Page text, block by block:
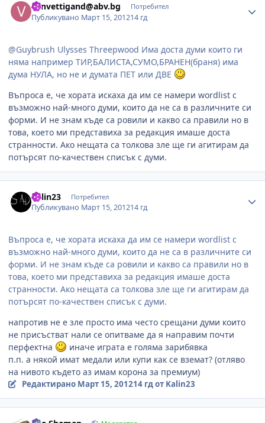
vanvettigand@abv.bg Потребител
Публикувано Март 15, 201214 гд
@Guybrush Ulysses Threepwood Има доста думи които ги
няма например ТИР,БАЛИСТА,СУМО,БРАНЕН(браня) има
дума НУЛА, но не и думата ПЕТ или ДВЕ
Въпроса е, че хората искаха да им се намери wordlist с
възможно най-много думи, които да не са в различните си
форми. И не знам къде са ровили и какво са правили но в
това, което ми представиха за редакция имаше доста
странности. Ако нещата са толкова зле ще ги агитирам да
потърсят по-качествен списък с думи.
Kalin23 Потребител
Публикувано Март 15, 201214 гд
Въпроса е, че хората искаха да им се намери wordlist с
възможно най-много думи, които да не са в различните си
форми. И не знам къде са ровили и какво са правили но в
това, което ми представиха за редакция имаше доста
странности. Ако нещата са толкова зле ще ги агитирам да
потърсят по-качествен списък с думи.
напротив не е зле просто има често срещани думи които
не присъстват нали се опитваме да я направим почти
перфектна
иначе играта е голяма зарибявка
п.п. а някой имат медали или купи как се вземат? (отляво
на нивото където аз имам корона за премиум)
Редактирано Март 15, 201214 гдот Kalin23